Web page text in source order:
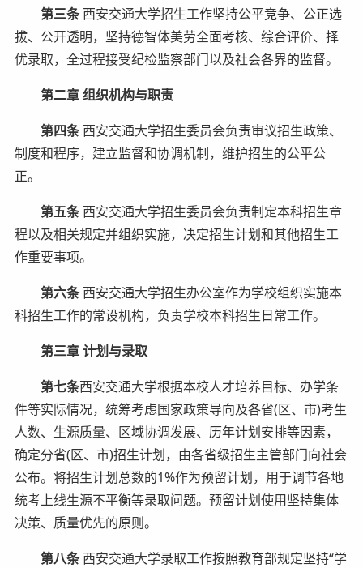
第三条西安交通大学招生工作坚持公平竞争、公正选
拔、公开透明，坚持德智体美劳全面考核、综合评价、择
优录取，全过程接受纪检监察部门以及社会各界的监督。
第二章 组织机构与职责
第四条西安交通大学招生委员会负责审议招生政策、
制度和程序，建立监督和协调机制，维护招生的公平公
正。
第五条西安交通大学招生委员会负责制定本科招生章
程以及相关规定并组织实施，决定招生计划和其他招生工
作重要事项。
第六条西安交通大学招生办公室作为学校组织实施本
科招生工作的常设机构，负责学校本科招生日常工作。
第三章 计划与录取
第七条西安交通大学根据本校人才培养目标、办学条
件等实际情况，统筹考虑国家政策导向及各省(区、市)考生
人数、生源质量、区域协调发展、历年计划安排等因素，
确定分省(区、市)招生计划，由各省级招生主管部门向社会
公布。将招生计划总数的1%作为预留计划，用于调节各地
统考上线生源不平衡等录取问题。预留计划使用坚持集体
决策、质量优先的原则。
第八条西安交通大学录取工作按照教育部规定坚持“学